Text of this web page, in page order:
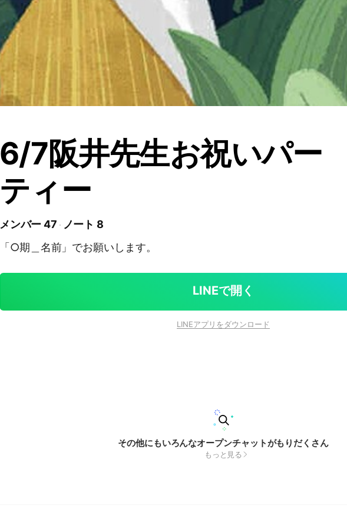
6/7阪井先生お祝いパー
ティー
メンバー 47
ノート 8
「○期＿名前」でお願いします。
LINEで開く
LINEアプリをダウンロード
その他にもいろんなオープンチャットがもりだくさん
もっと見る